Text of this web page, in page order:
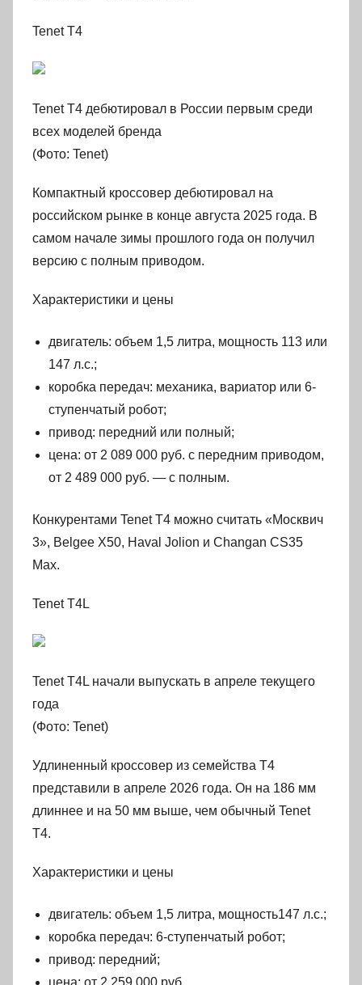
Tenet T4
Tenet T4 дебютировал в России первым среди
всех моделей бренда
(Фото: Tenet)
Компактный кроссовер дебютировал на
российском рынке в конце августа 2025 года. В
самом начале зимы прошлого года он получил
версию с полным приводом.
Характеристики и цены
двигатель: объем 1,5 литра, мощность 113 или
147 л.с.;
коробка передач: механика, вариатор или 6-
ступенчатый робот;
привод: передний или полный;
цена: от 2 089 000 руб. с передним приводом,
от 2 489 000 руб. — с полным.
Конкурентами Tenet T4 можно считать «Москвич
3», Belgee X50, Haval Jolion и Changan CS35
Max.
Tenet T4L
Tenet T4L начали выпускать в апреле текущего
года
(Фото: Tenet)
Удлиненный кроссовер из семейства T4
представили в апреле 2026 года. Он на 186 мм
длиннее и на 50 мм выше, чем обычный Tenet
T4.
Характеристики и цены
двигатель: объем 1,5 литра, мощность147 л.с.;
коробка передач: 6-ступенчатый робот;
привод: передний;
цена: от 2 259 000 руб.